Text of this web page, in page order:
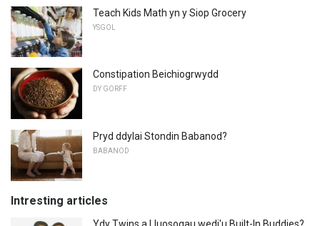
Teach Kids Math yn y Siop Grocery
YSGOL
Constipation Beichiogrwydd
DY GORFF
Pryd ddylai Stondin Babanod?
BABANOD
Intresting articles
Ydy Twins a Lluosogau wedi'u Built-In Buddies?